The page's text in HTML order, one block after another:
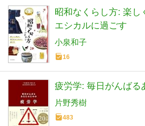
昭和なくらし方: 楽し
エシカルに過ごす
小泉和子
16
疲労学: 毎日がんばる
片野秀樹
483